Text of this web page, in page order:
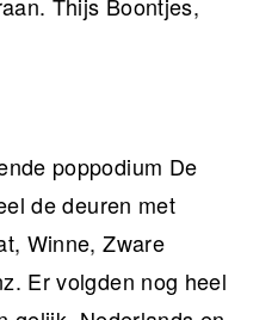
poppodium De
de deuren met
Winne, Zware
Er volgden nog heel